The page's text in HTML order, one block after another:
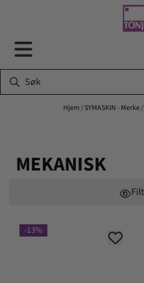
Hjem/SYMASKIN - Merke/
MEKANISK
-13%